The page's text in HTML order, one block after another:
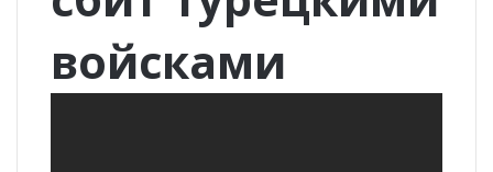
войсками